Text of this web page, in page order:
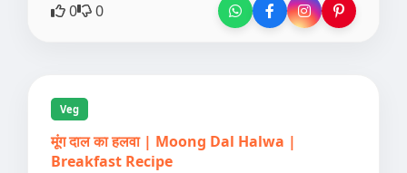
0 0
Veg
मूंग दाल का हलवा | Moong Dal Halwa |
Breakfast Recipe